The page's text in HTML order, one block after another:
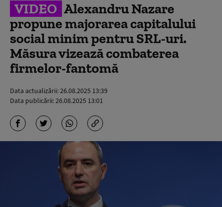
VIDEO Alexandru Nazare
propune majorarea capitalului
social minim pentru SRL-uri.
Măsura vizează combaterea
firmelor-fantomă
Data actualizării:26.08.2025 13:39
Data publicării:26.08.2025 13:01